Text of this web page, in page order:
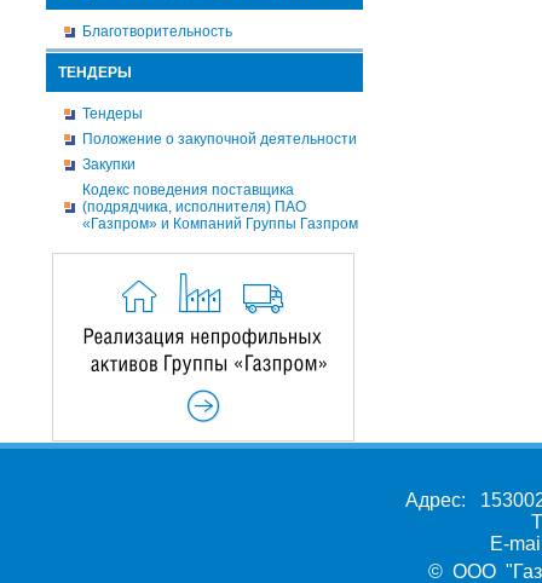
Благотворительность
ТЕНДЕРЫ
Тендеры
Положение о закупочной деятельности
Закупки
Кодекс поведения поставщика
(подрядчика, исполнителя) ПАО
«Газпром» и Компаний Группы Газпром
Адрес:
E-
© ООО